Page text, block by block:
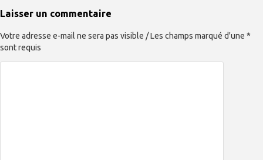
Laisser un commentaire
Votre adresse e-mail ne sera pas visible / Les champs marqué d'une *
sont requis